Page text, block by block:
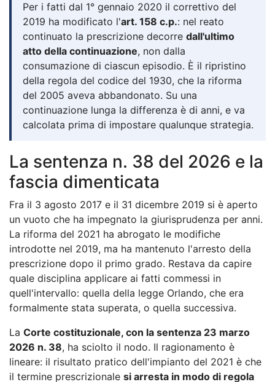
Per i fatti dal 1° gennaio 2020 il correttivo del
2019 ha modificato l'art. 158 c.p.: nel reato
continuato la prescrizione decorre dall'ultimo
atto della continuazione, non dalla
consumazione di ciascun episodio. È il ripristino
della regola del codice del 1930, che la riforma
del 2005 aveva abbandonato. Su una
continuazione lunga la differenza è di anni, e va
calcolata prima di impostare qualunque strategia.
La sentenza n. 38 del 2026 e la
fascia dimenticata
Fra il 3 agosto 2017 e il 31 dicembre 2019 si è aperto
un vuoto che ha impegnato la giurisprudenza per anni.
La riforma del 2021 ha abrogato le modifiche
introdotte nel 2019, ma ha mantenuto l'arresto della
prescrizione dopo il primo grado. Restava da capire
quale disciplina applicare ai fatti commessi in
quell'intervallo: quella della legge Orlando, che era
formalmente stata superata, o quella successiva.
La Corte costituzionale, con la sentenza 23 marzo
2026 n. 38, ha sciolto il nodo. Il ragionamento è
lineare: il risultato pratico dell'impianto del 2021 è che
il termine prescrizionale si arresta in modo di regola